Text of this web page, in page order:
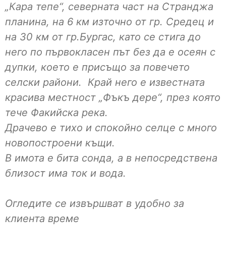
„Кара тепе“, северната част на Странджа
планина, на 6 км източно от гр. Средец и
на 30 км от гр.Бургас, като се стига до
него по първокласен път без да е осеян с
дупки, което е присъщо за повечето
селски райони. Край него е известната
красива местност „Фъкъ дере“, през която
тече Факийска река.
Драчево е тихо и спокойно селце с много
новопостроени къщи.
В имота e бита сонда, а в непосредствена
близост има ток и вода.
Огледите се извършват в удобно за
клиента време